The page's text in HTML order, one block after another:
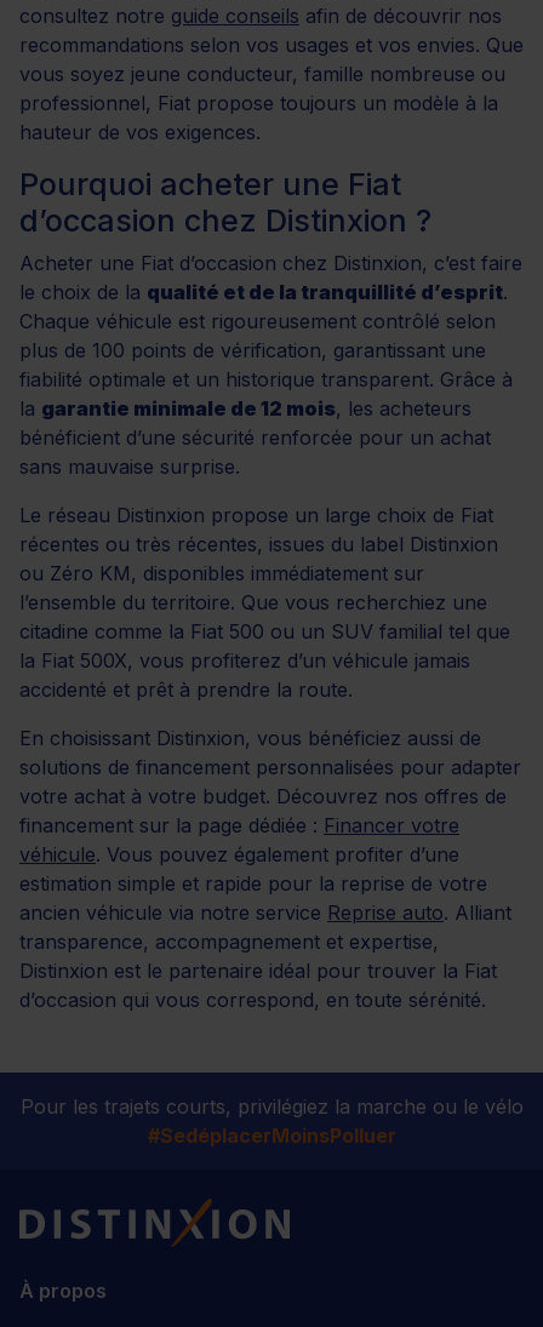
consultez notre guide conseils afin de découvrir nos
recommandations selon vos usages et vos envies. Que
vous soyez jeune conducteur, famille nombreuse ou
professionnel, Fiat propose toujours un modèle à la
hauteur de vos exigences.
Pourquoi acheter une Fiat
d’occasion chez Distinxion ?
Acheter une Fiat d’occasion chez Distinxion, c’est faire
le choix de la qualité et de la tranquillité d’esprit.
Chaque véhicule est rigoureusement contrôlé selon
plus de 100 points de vérification, garantissant une
fiabilité optimale et un historique transparent. Grâce à
la garantie minimale de 12 mois, les acheteurs
bénéficient d’une sécurité renforcée pour un achat
sans mauvaise surprise.
Le réseau Distinxion propose un large choix de Fiat
récentes ou très récentes, issues du label Distinxion
ou Zéro KM, disponibles immédiatement sur
l’ensemble du territoire. Que vous recherchiez une
citadine comme la Fiat 500 ou un SUV familial tel que
la Fiat 500X, vous profiterez d’un véhicule jamais
accidenté et prêt à prendre la route.
En choisissant Distinxion, vous bénéficiez aussi de
solutions de financement personnalisées pour adapter
votre achat à votre budget. Découvrez nos offres de
financement sur la page dédiée : Financer votre
véhicule. Vous pouvez également profiter d’une
estimation simple et rapide pour la reprise de votre
ancien véhicule via notre service Reprise auto. Alliant
transparence, accompagnement et expertise,
Distinxion est le partenaire idéal pour trouver la Fiat
d’occasion qui vous correspond, en toute sérénité.
Pour les trajets courts, privilégiez la marche ou le vélo
#SedéplacerMoinsPolluer
Distinxion
À propos